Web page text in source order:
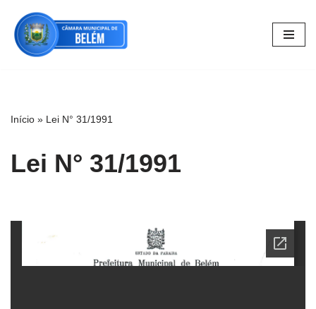
Pular
para
Início » Lei N° 31/1991
Lei N° 31/1991